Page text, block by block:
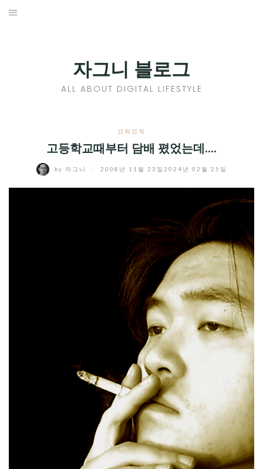
Skip
자그니 블로그
ALL ABOUT DIGITAL LIFESTYLE
끄적끄적
고등학교때부터 담배 폈었는데....
by 자그니 2008년 11월 23일 2024년 02월 25일
CHILD
MENU
디지털트렌드
디지털라이프
MENU
EXPAND
CHILD
MENU
EXPAND
CHILD
MENU